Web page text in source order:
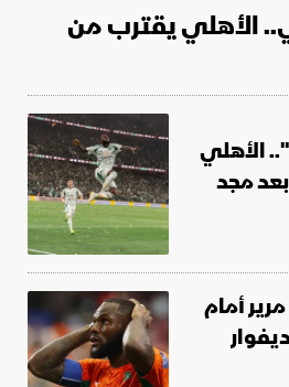
الأهلي يقترب من
الأهلي
مجد
أمام